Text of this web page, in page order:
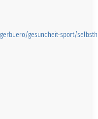
gesundheit-sport/